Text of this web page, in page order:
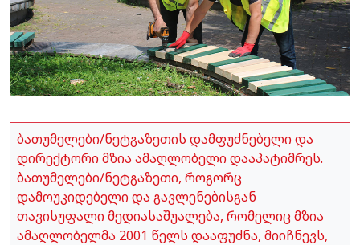
ბათუმელები/ნეტგაზეთის დამფუძნებელი და
დირექტორი მზია ამაღლობელი დააპატიმრეს.
ბათუმელები/ნეტგაზეთი, როგორც
დამოუკიდებელი და გავლენებისგან
თავისუფალი მედიასაშუალება, რომელიც მზია
ამაღლობელმა 2001 წელს დააფუძნა, მიიჩნევს,